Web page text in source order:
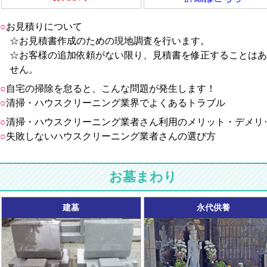
お見積りについて
☆お見積書作成のための現地調査を行います。
☆お客様の追加依頼がない限り、見積書を修正することは
せん。
自宅の掃除を怠ると、こんな問題が発生します！
清掃・ハウスクリーニング業界でよくあるトラブル
清掃・ハウスクリーニング業者さん利用のメリット・デメリ
失敗しないハウスクリーニング業者さんの選び方
お墓まわり
建墓 永代供養